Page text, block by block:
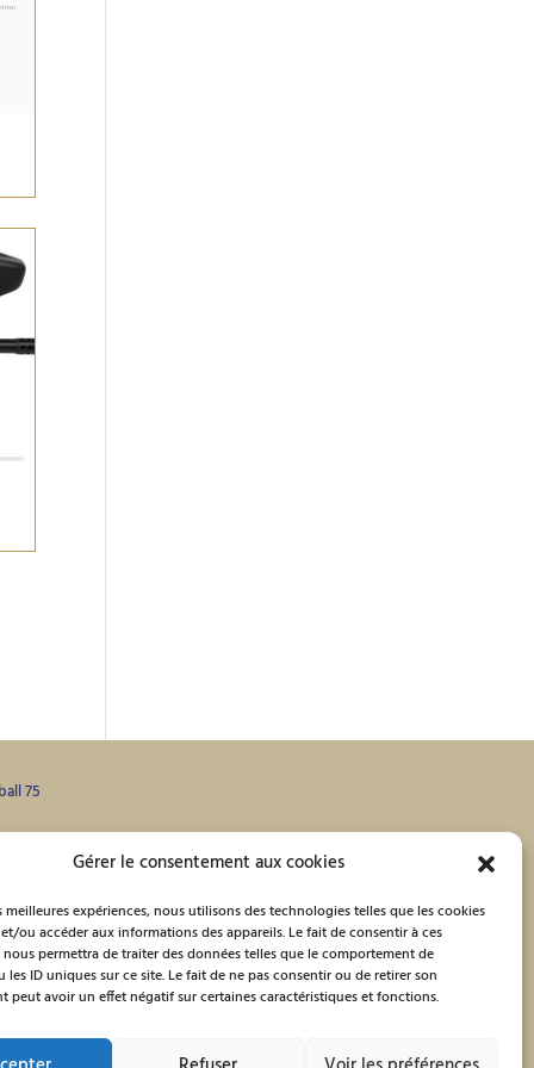
Gérer le consentement aux cookies
expériences, nous utilisons des technologies telles que les cookies
ou accéder aux informations des appareils. Le fait de consentir à ces
permettra de traiter des données telles que le comportement de
ID uniques sur ce site. Le fait de ne pas consentir ou de retirer son
peut avoir un effet négatif sur certaines caractéristiques et fonctions.
75
de 12 ans. Profitez de nos espaces pour vos
garçon.
spéciaux pour groupes d’étudiants, CE